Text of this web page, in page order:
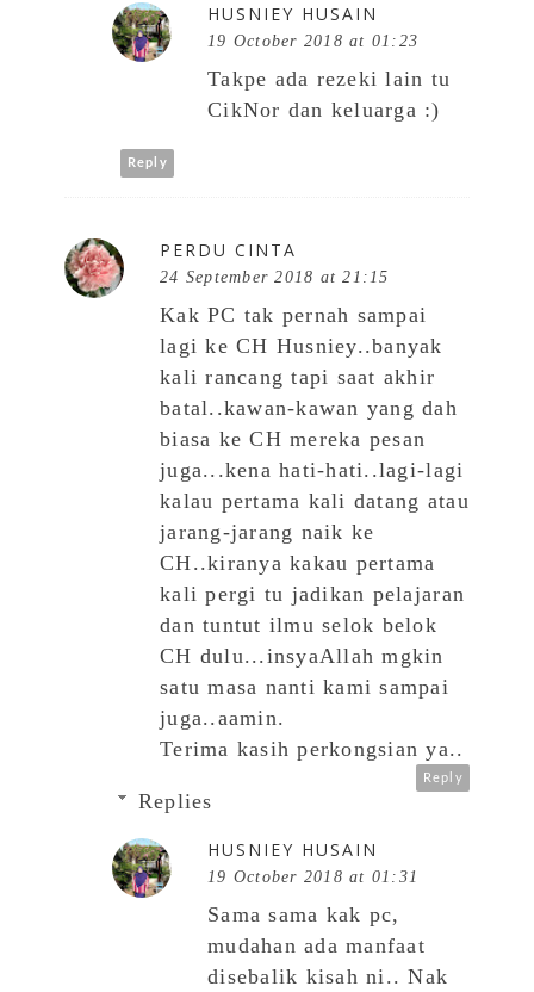
HUSNIEY HUSAIN
19 October 2018 at 01:23
Takpe ada rezeki lain tu
CikNor dan keluarga :)
Reply
PERDU CINTA
24 September 2018 at 21:15
Kak PC tak pernah sampai
lagi ke CH Husniey..banyak
kali rancang tapi saat akhir
batal..kawan-kawan yang dah
biasa ke CH mereka pesan
juga...kena hati-hati..lagi-lagi
kalau pertama kali datang atau
jarang-jarang naik ke
CH..kiranya kakau pertama
kali pergi tu jadikan pelajaran
dan tuntut ilmu selok belok
CH dulu...insyaAllah mgkin
satu masa nanti kami sampai
juga..aamin.
Terima kasih perkongsian ya..
Reply
Replies
HUSNIEY HUSAIN
19 October 2018 at 01:31
Sama sama kak pc,
mudahan ada manfaat
disebalik kisah ni.. Nak